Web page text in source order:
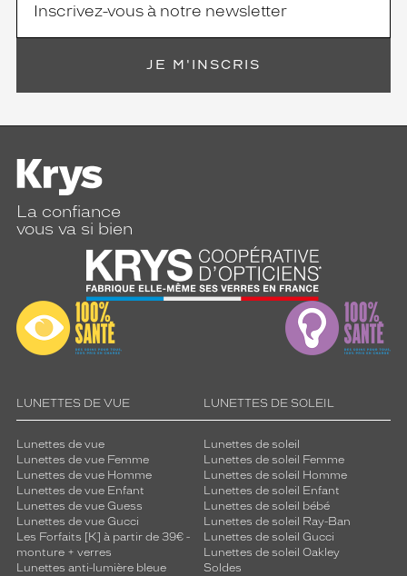
JE M'INSCRIS
La confiance
vous va si bien
LUNETTES DE VUE
Lunettes de vue
Lunettes de vue Femme
Lunettes de vue Homme
Lunettes de vue Enfant
Lunettes de vue Guess
Lunettes de vue Gucci
Les Forfaits [K] à partir de 39€ -
monture + verres
Lunettes anti-lumière bleue
LUNETTES DE SOLEIL
Lunettes de soleil
Lunettes de soleil Femme
Lunettes de soleil Homme
Lunettes de soleil Enfant
Lunettes de soleil bébé
Lunettes de soleil Ray-Ban
Lunettes de soleil Gucci
Lunettes de soleil Oakley
Soldes